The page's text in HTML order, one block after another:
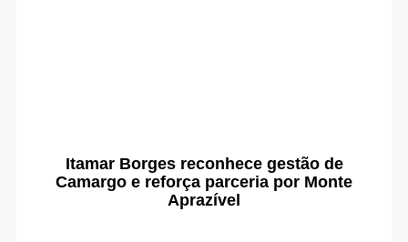
Itamar Borges reconhece gestão de
Camargo e reforça parceria por Monte
Aprazível